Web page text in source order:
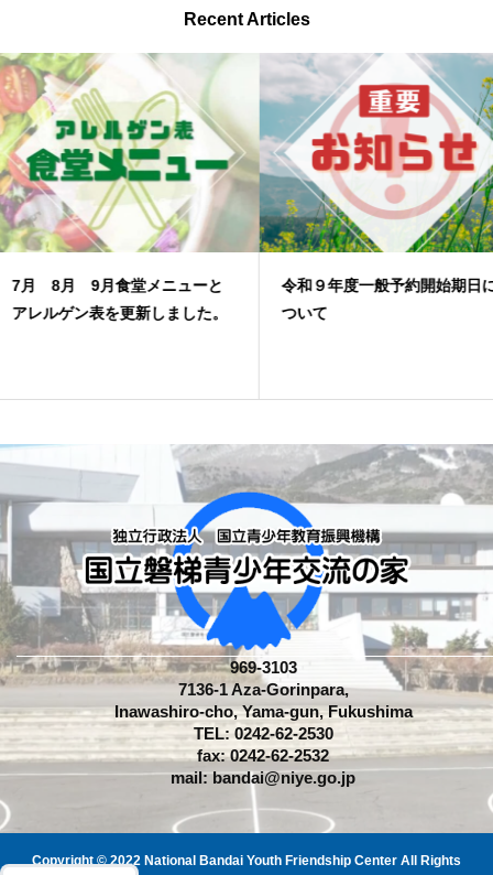
Recent Articles
7月 8月 9月食堂メニューと
アレルゲン表を更新しました。
令和９年度一般予約開始期日に
ついて
969-3103
7136-1 Aza-Gorinpara,
Inawashiro-cho, Yama-gun, Fukushima
TEL: 0242-62-2530
fax: 0242-62-2532
mail: bandai@niye.go.jp
Copyright © 2022 National Bandai Youth Friendship Center All Rights
日本語